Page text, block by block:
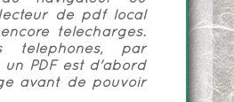
de pdf local
téléchargés.
téléphones, par
un PDF est d'abord
avant de pouvoir